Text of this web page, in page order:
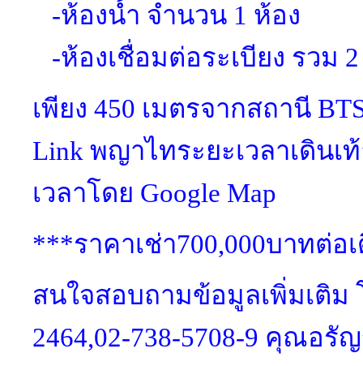
-ห้องน้ำ จำนวน 1 ห้อง
-ห้องเชื่อมต่อระเบียง รวม
เพียง 450 เมตรจากสถานี
Link พญาไทระยะเวลาเดินเ
เวลาโดย Google Map
***ราคาเช่า700,000บาทต่อ
สนใจสอบถามข้อมูลเพิ่มเติม
2464,02-738-5708-9 คุณอรั